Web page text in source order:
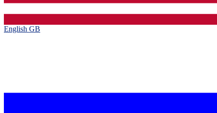
English GB‎